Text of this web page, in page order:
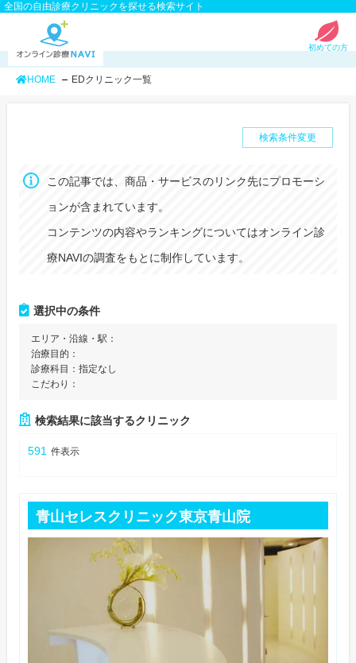
全国の自由診療クリニックを探せる検索サイト
初めての方
HOME EDクリニック一覧
この記事では、商品・サービスのリンク先にプロモーシ
ョンが含まれています。
コンテンツの内容やランキングについてはオンライン診
療NAVIの調査をもとに制作しています。
選択中の条件
エリア・沿線・駅：
治療目的：
診療科目： 指定なし
こだわり：
検索条件変更
検索結果に該当するクリニック
591 件表示
青山セレスクリニック東京青山院